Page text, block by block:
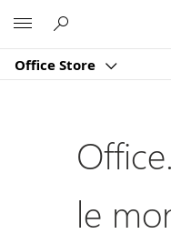
Office Store
le